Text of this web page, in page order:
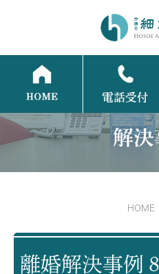
解決
HOME
離婚解決事例